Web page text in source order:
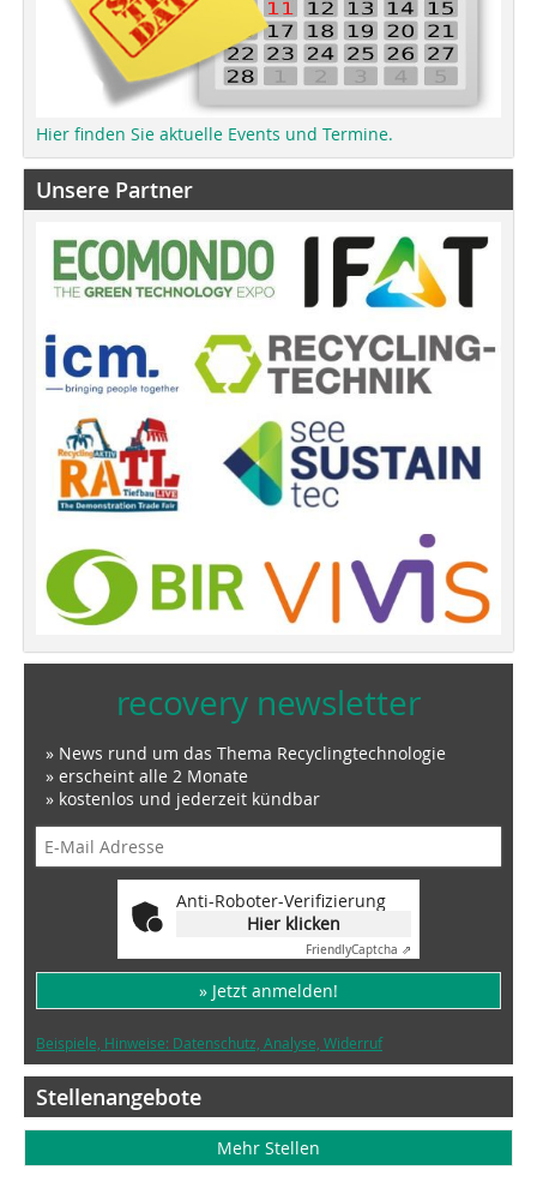
Hier finden Sie aktuelle Events und Termine.
Unsere Partner
recovery newsletter
» News rund um das Thema Recyclingtechnologie
» erscheint alle 2 Monate
» kostenlos und jederzeit kündbar
Anti-Roboter-Verifizierung
Hier klicken
FriendlyCaptcha ⇗
» Jetzt anmelden!
Beispiele, Hinweise: Datenschutz, Analyse, Widerruf
Stellenangebote
Mehr Stellen